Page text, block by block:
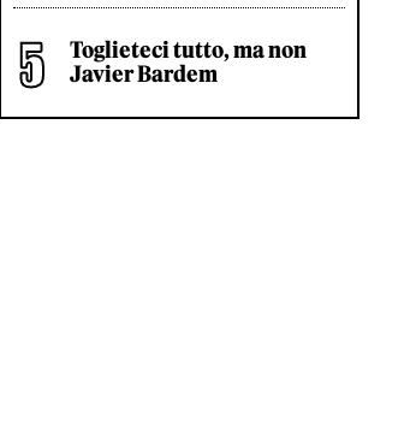
Toglieteci tutto, ma non
Javier Bardem